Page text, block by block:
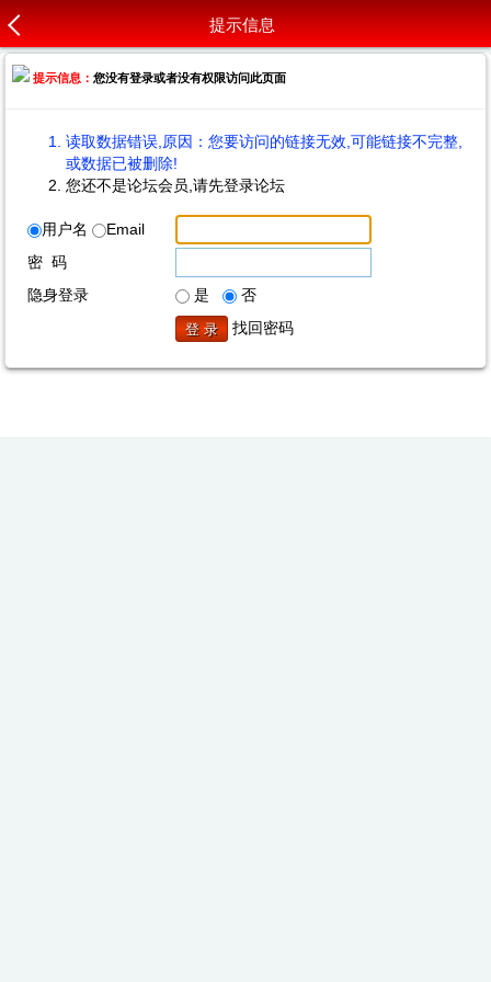
提示信息
提示信息：您没有登录或者没有权限访问此页面
读取数据错误,原因：您要访问的链接无效,可能链接不完整,
或数据已被删除!
您还不是论坛会员,请先登录论坛
用户名
Email
密 码
隐身登录
是
否
找回密码